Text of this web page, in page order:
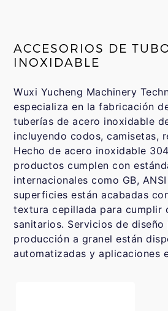
ACCESORIOS DE
INOXIDABLE
Wuxi Yucheng Machinery
especializa en la fabricación
tuberías de acero inoxidable
incluyendo codos, camisetas,
Hecho de acero inoxidable
productos cumplen con
internacionales como GB,
superficies están acabadas
textura cepillada para cumplir
sanitarios. Servicios de
producción a granel están
automatizadas y aplicaciones